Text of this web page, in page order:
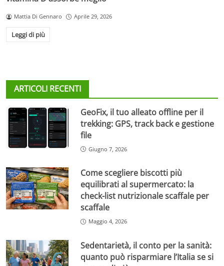
Mattia Di Gennaro Aprile 29, 2026
Leggi di più
ARTICOLI RECENTI
GeoFix, il tuo alleato offline per il
trekking: GPS, track back e gestione
file
Giugno 7, 2026
Come scegliere biscotti più
equilibrati al supermercato: la
check-list nutrizionale scaffale per
scaffale
Maggio 4, 2026
Sedentarietà, il conto per la sanità:
quanto può risparmiare l’Italia se si